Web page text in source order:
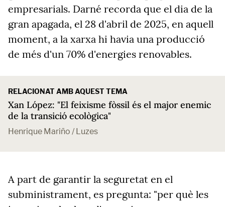
empresarials. Darné recorda que el dia de la
gran apagada, el 28 d'abril de 2025, en aquell
moment, a la xarxa hi havia una producció
de més d'un 70% d'energies renovables.
RELACIONAT AMB AQUEST TEMA
Xan López: "El feixisme fòssil és el major enemic
de la transició ecològica"
Henrique Mariño / Luzes
A part de garantir la seguretat en el
subministrament, es pregunta: "per què les